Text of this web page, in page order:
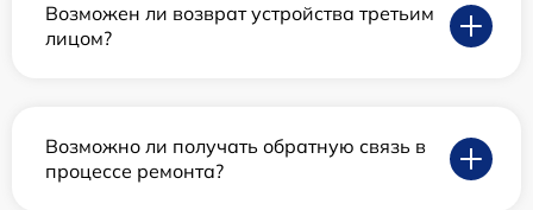
Возможен ли возврат устройства третьим
лицом?
Возможно ли получать обратную связь в
процессе ремонта?